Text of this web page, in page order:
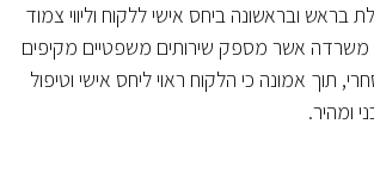
בראש ובראשונה ביחס אישי ללקוח וליווי צמוד
משרדה אשר מספק שירותים משפטיים מקיפים
תוך אמונה כי הלקוח ראוי ליחס אישי וטיפול
ומהיר.